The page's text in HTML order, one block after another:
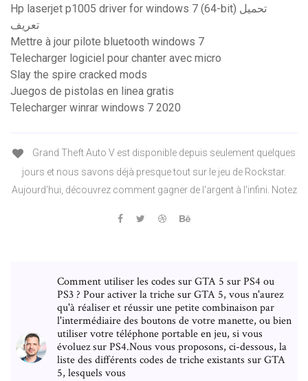
Hp laserjet p1005 driver for windows 7 (64-bit) تحميل
تعريف
Mettre à jour pilote bluetooth windows 7
Telecharger logiciel pour chanter avec micro
Slay the spire cracked mods
Juegos de pistolas en linea gratis
Telecharger winrar windows 7 2020
Grand Theft Auto V est disponible depuis seulement quelques
jours et nous savons déjà presque tout sur le jeu de Rockstar.
Aujourd'hui, découvrez comment gagner de l'argent à l'infini. Notez
Comment utiliser les codes sur GTA 5 sur PS4 ou
PS3 ? Pour activer la triche sur GTA 5, vous n'aurez
qu'à réaliser et réussir une petite combinaison par
l'intermédiaire des boutons de votre manette, ou bien
utiliser votre téléphone portable en jeu, si vous
évoluez sur PS4.Nous vous proposons, ci-dessous, la
liste des différents codes de triche existants sur GTA
5, lesquels vous